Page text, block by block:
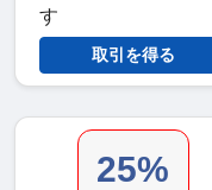
す
取引を得る
25%